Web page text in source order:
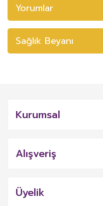
Yorumlar
Sağlık Beyanı
Kurumsal
Alışveriş
Üyelik